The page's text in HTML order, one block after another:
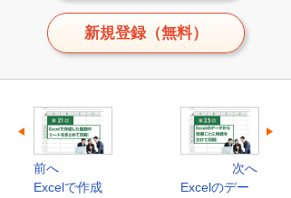
新規登録（無料）
前へ
Excelで作成
次へ
Excelのデー